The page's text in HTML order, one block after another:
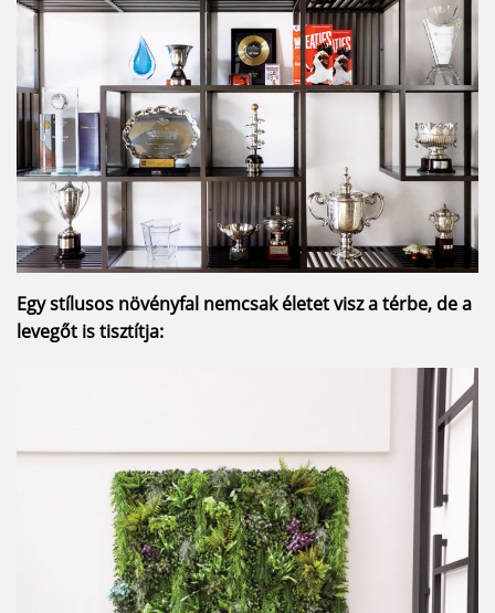
Egy stílusos növényfal nemcsak életet visz a térbe, de a
levegőt is tisztítja: